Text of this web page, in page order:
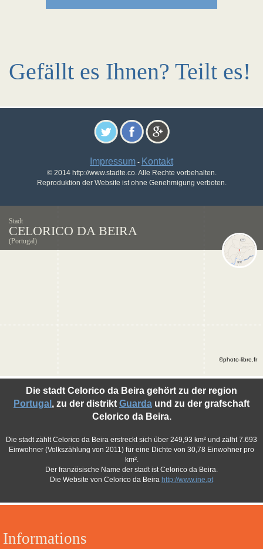
Gefällt es Ihnen? Teilt es!
Impressum - Kontakt
© 2014 http://www.stadte.co. Alle Rechte vorbehalten.
Reproduktion der Website ist ohne Genehmigung verboten.
Stadt
CELORICO DA BEIRA
(Portugal)
Informations
Die stadt Celorico da Beira gehört zu der region
Portugal , zu der distrikt Guarda und zu der grafschaft
Celorico da Beira.
Die stadt zählt Celorico da Beira erstreckt sich über 249,93 km² und zälht 7.693
Einwohner (Volkszählung von 2011) für eine Dichte von 30,78 Einwohner pro
km².
Der französische Name der stadt ist Celorico da Beira.
Die Website von Celorico da Beira http://www.ine.pt
©photo-libre.fr